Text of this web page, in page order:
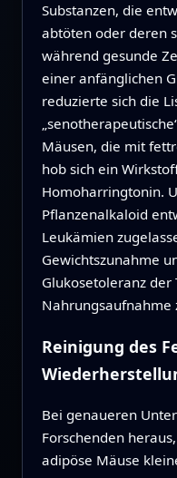
Substanzen, die
abtöten oder deren
während gesunde
einer anfänglichen
reduzierte sich die
Mäusen, die mit
hob sich ein
Homoharringtonin.
Pflanzenalkaloid
Leukämien
Gewichtszunahme
Glukosetoleranz
Nahrungsaufnahme
Reinigung des
Bei genaueren
Forschenden
adipöse Mäuse